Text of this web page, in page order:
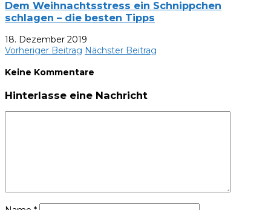
Dem Weihnachtsstress ein Schnippchen
schlagen – die besten Tipps
18. Dezember 2019
Vorheriger Beitrag Nächster Beitrag
Keine Kommentare
Hinterlasse eine Nachricht